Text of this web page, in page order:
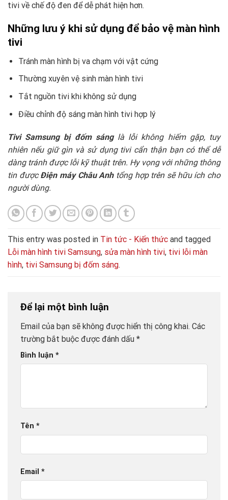
tivi về chế độ đen để dễ phát hiện hơn.
Những lưu ý khi sử dụng để bảo vệ màn hình
tivi
Tránh màn hình bị va chạm với vật cứng
Thường xuyên vệ sinh màn hình tivi
Tắt nguồn tivi khi không sử dụng
Điều chỉnh độ sáng màn hình tivi hợp lý
Tivi Samsung bị đốm sánglà lỗi không hiếm gặp, tuy
nhiên nếu giữ gìn và sử dụng tivi cẩn thận bạn có thể dễ
dàng tránh được lỗi kỹ thuật trên. Hy vọng với những thông
tin đượcĐiện máy Châu Anhtổng hợp trên sẽ hữu ích cho
người dùng.
This entry was posted in Tin tức - Kiến thức and tagged
Lỗi màn hình tivi Samsung, sửa màn hình tivi, tivi lỗi màn
hình, tivi Samsung bị đốm sáng.
Để lại một bình luận
Email của bạn sẽ không được hiển thị công khai. Các
trường bắt buộc được đánh dấu *
Bình luận *
Tên *
Email *